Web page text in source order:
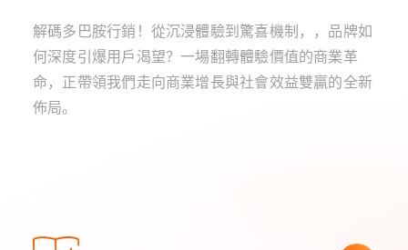
解碼多巴胺行銷！從沉浸體驗到驚喜機制，，品牌如
何深度引爆用戶渴望？一場翻轉體驗價值的商業革
命，正帶領我們走向商業增長與社會效益雙贏的全新
佈局。